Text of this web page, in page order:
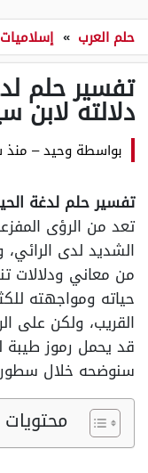
حلم العرب » إسلاميات
تفسير حلم
دلالته لابن
بواسطة وحيد– منذ
تفسير حلم لدغة
تعد من الرؤى
الشديد لدى الرائي،
من معاني ودلالات
حياته ومواجهته
القريب، ولكن على
قد يحمل رموز طيبة
سنوضحه خلال سطور